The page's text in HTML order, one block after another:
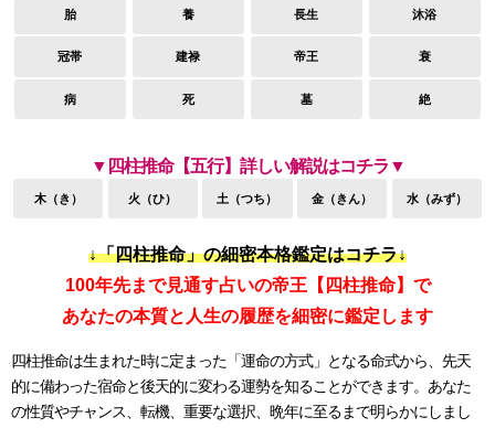
胎 養 長生 沐浴
冠帯 建禄 帝王 衰
病 死 墓 絶
▼四柱推命【五行】詳しい解説はコチラ▼
木（き） 火（ひ） 土（つち） 金（きん） 水（みず）
↓「四柱推命」の細密本格鑑定はコチラ↓
100年先まで見通す占いの帝王【四柱推命】で
あなたの本質と人生の履歴を細密に鑑定します
四柱推命は生まれた時に定まった「運命の方式」となる命式から、先天
的に備わった宿命と後天的に変わる運勢を知ることができます。あなた
の性質やチャンス、転機、重要な選択、晩年に至るまで明らかにしまし